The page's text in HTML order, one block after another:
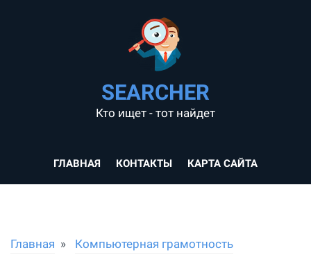
SEARCHER
Кто ищет - тот найдет
ГЛАВНАЯ КОНТАКТЫ КАРТА САЙТА
Главная Компьютерная грамотность